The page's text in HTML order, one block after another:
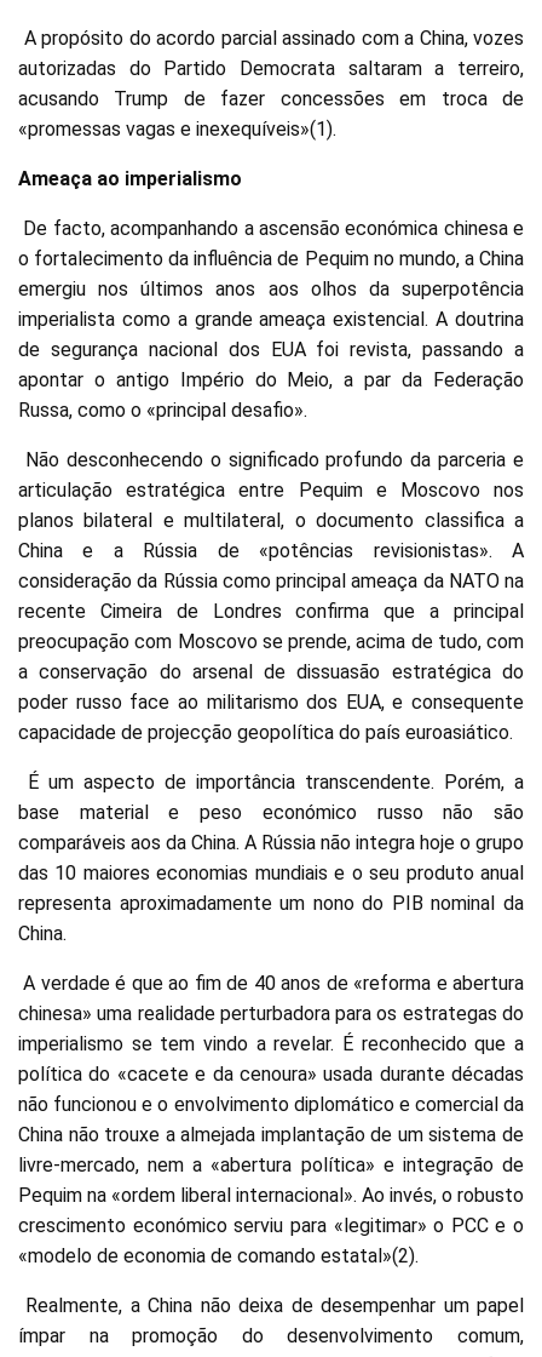
A propósito do acordo parcial assinado com a China, vozes
autorizadas do Partido Democrata saltaram a terreiro,
acusando Trump de fazer concessões em troca de
«promessas vagas e inexequíveis»(1).
Ameaça ao imperialismo
De facto, acompanhando a ascensão económica chinesa e
o fortalecimento da influência de Pequim no mundo, a China
emergiu nos últimos anos aos olhos da superpotência
imperialista como a grande ameaça existencial. A doutrina
de segurança nacional dos EUA foi revista, passando a
apontar o antigo Império do Meio, a par da Federação
Russa, como o «principal desafio».
Não desconhecendo o significado profundo da parceria e
articulação estratégica entre Pequim e Moscovo nos
planos bilateral e multilateral, o documento classifica a
China e a Rússia de «potências revisionistas». A
consideração da Rússia como principal ameaça da NATO na
recente Cimeira de Londres confirma que a principal
preocupação com Moscovo se prende, acima de tudo, com
a conservação do arsenal de dissuasão estratégica do
poder russo face ao militarismo dos EUA, e consequente
capacidade de projecção geopolítica do país euroasiático.
É um aspecto de importância transcendente. Porém, a
base material e peso económico russo não são
comparáveis aos da China. A Rússia não integra hoje o grupo
das 10 maiores economias mundiais e o seu produto anual
representa aproximadamente um nono do PIB nominal da
China.
A verdade é que ao fim de 40 anos de «reforma e abertura
chinesa» uma realidade perturbadora para os estrategas do
imperialismo se tem vindo a revelar. É reconhecido que a
política do «cacete e da cenoura» usada durante décadas
não funcionou e o envolvimento diplomático e comercial da
China não trouxe a almejada implantação de um sistema de
livre-mercado, nem a «abertura política» e integração de
Pequim na «ordem liberal internacional». Ao invés, o robusto
crescimento económico serviu para «legitimar» o PCC e o
«modelo de economia de comando estatal»(2).
Realmente, a China não deixa de desempenhar um papel
ímpar na promoção do desenvolvimento comum,